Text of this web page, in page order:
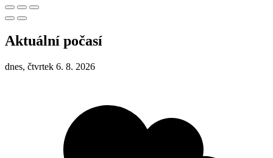
Aktuální počasí
dnes, čtvrtek 6. 8. 2026